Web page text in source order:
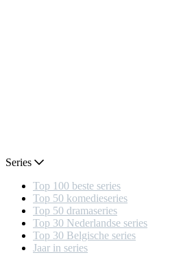
Series
Top 100 beste series
Top 50 komedieseries
Top 50 dramaseries
Top 30 Nederlandse series
Top 30 Belgische series
Jaar in series